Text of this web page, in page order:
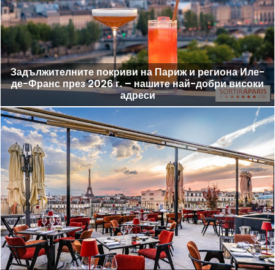
Задължителните покриви на Париж и региона Иле-
де-Франс през 2026 г. – нашите най-добри високи
адреси